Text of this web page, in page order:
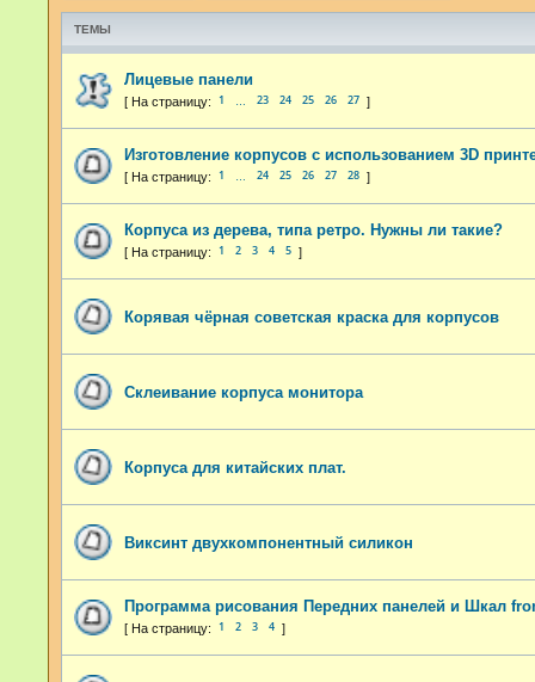
ТЕМЫ
Лицевые панели
1 23 24 25 26 27
Изготовление корпусов с использованием 3D
1 24 25 26 27 28
Корпуса из дерева, типа ретро. Нужны ли такие?
1 2 3 4 5
Корявая чёрная советская краска для корпусов
Склеивание корпуса монитора
Корпуса для китайских плат.
Виксинт двухкомпонентный силикон
Программа рисования Передних панелей и Шкал
1 2 3 4